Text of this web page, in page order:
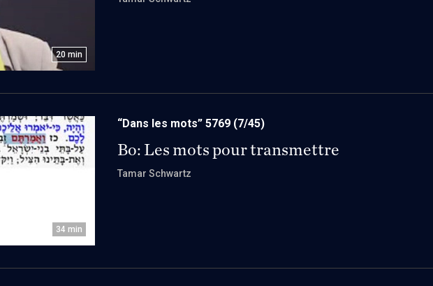
20 min
34 min
“Dans les mots” 5769 (7/45)
Bo: Les mots pour transmettre
Tamar Schwartz